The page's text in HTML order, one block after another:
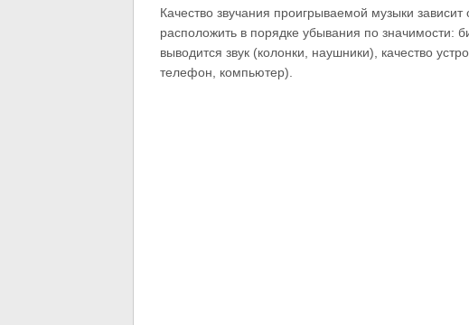
Качество звучания проигрываемой музыки
расположить в порядке убывания по значимости:
выводится звук (колонки, наушники), качество
телефон, компьютер).